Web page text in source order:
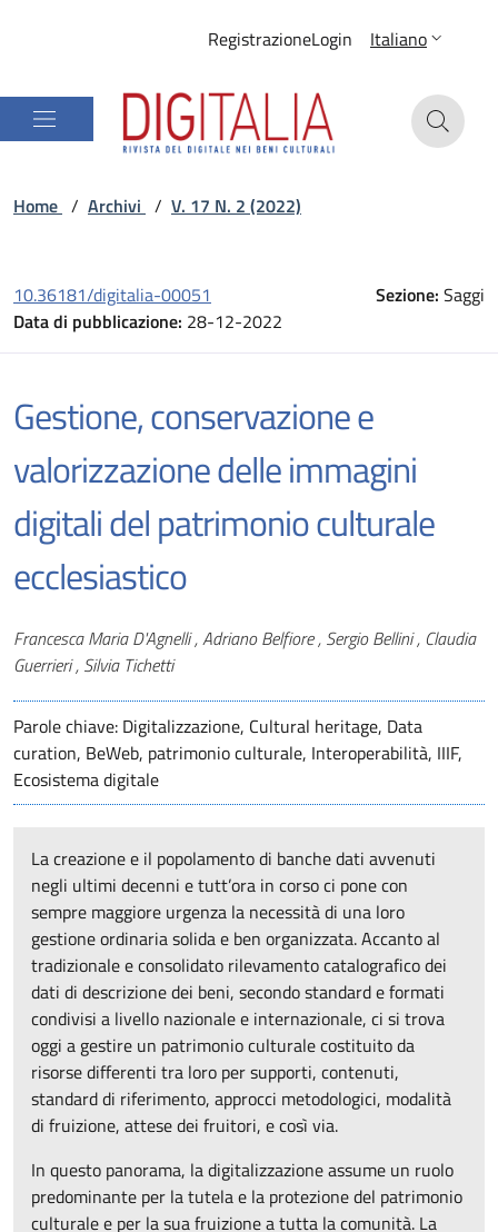
RegistrazioneLogin Italiano
Home / Archivi / V. 17 N. 2 (2022)
10.36181/digitalia-00051 Sezione: Saggi
Data di pubblicazione: 28-12-2022
Gestione, conservazione e
valorizzazione delle immagini
digitali del patrimonio culturale
ecclesiastico
Autori
Francesca Maria D'Agnelli , Adriano Belfiore , Sergio Bellini , Claudia
Guerrieri , Silvia Tichetti
Parole chiave: Digitalizzazione, Cultural heritage, Data
curation, BeWeb, patrimonio culturale, Interoperabilità, IIIF,
Ecosistema digitale
La creazione e il popolamento di banche dati avvenuti
negli ultimi decenni e tutt’ora in corso ci pone con
sempre maggiore urgenza la necessità di una loro
gestione ordinaria solida e ben organizzata. Accanto al
tradizionale e consolidato rilevamento catalografico dei
dati di descrizione dei beni, secondo standard e formati
condivisi a livello nazionale e internazionale, ci si trova
oggi a gestire un patrimonio culturale costituito da
risorse differenti tra loro per supporti, contenuti,
standard di riferimento, approcci metodologici, modalità
di fruizione, attese dei fruitori, e così via.
In questo panorama, la digitalizzazione assume un ruolo
predominante per la tutela e la protezione del patrimonio
culturale e per la sua fruizione a tutta la comunità. La